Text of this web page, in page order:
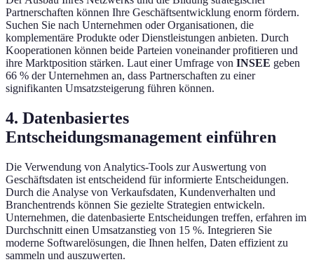
Partnerschaften können Ihre Geschäftsentwicklung enorm fördern.
Suchen Sie nach Unternehmen oder Organisationen, die
komplementäre Produkte oder Dienstleistungen anbieten. Durch
Kooperationen können beide Parteien voneinander profitieren und
ihre Marktposition stärken. Laut einer Umfrage von INSEE geben
66 % der Unternehmen an, dass Partnerschaften zu einer
signifikanten Umsatzsteigerung führen können.
4. Datenbasiertes
Entscheidungsmanagement einführen
Die Verwendung von Analytics-Tools zur Auswertung von
Geschäftsdaten ist entscheidend für informierte Entscheidungen.
Durch die Analyse von Verkaufsdaten, Kundenverhalten und
Branchentrends können Sie gezielte Strategien entwickeln.
Unternehmen, die datenbasierte Entscheidungen treffen, erfahren im
Durchschnitt einen Umsatzanstieg von 15 %. Integrieren Sie
moderne Softwarelösungen, die Ihnen helfen, Daten effizient zu
sammeln und auszuwerten.